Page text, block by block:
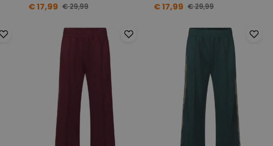
€ 17,99 € 29,99 € 17,99 € 29,99